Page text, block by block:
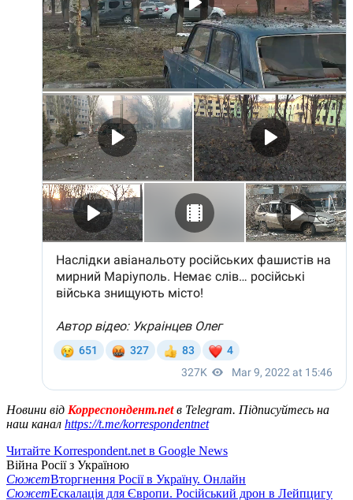
Новини від Корреспондент.netв Telegram. Підписуйтесь на
наш канал https://t.me/korrespondentnet
Читайте Korrespondent.net в Google News
Війна Росії з Україною
СюжетВторгнення Росії в Україну. Онлайн
СюжетЕскалація для Європи. Російський дрон в Лейпцигу